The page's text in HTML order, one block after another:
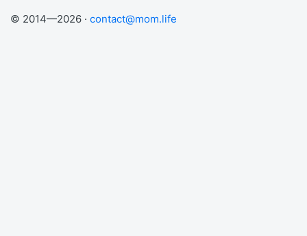
© 2014—2026 · contact@mom.life